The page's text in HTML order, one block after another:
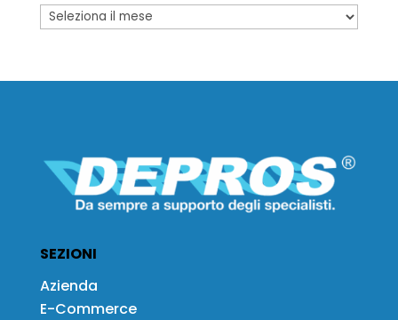
SEZIONI
Azienda
E-Commerce